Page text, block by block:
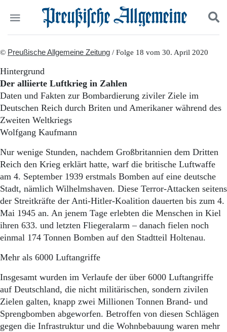
Start
Wer wir sind
Aktuelle Ausgabe
Abonnenten-Login
Abo Prämien
Archiv
Mediadaten
Politik
Panorama
Gesellschaft
Leben
Berlin-Brandenburg
Schlesien
Danzig und Westpreußen
Bücher
Kontakt
Impressum
Datenschutz
Suchen und finden
© Preußische Allgemeine Zeitung / Folge 18 vom 30. April 2020
Hintergrund
Der alliierte Luftkrieg in Zahlen
Daten und Fakten zur Bombardierung ziviler Ziele im
Deutschen Reich durch Briten und Amerikaner während des
Zweiten Weltkriegs
Wolfgang Kaufmann
Nur wenige Stunden, nachdem Großbritannien dem Dritten
Reich den Krieg erklärt hatte, warf die britische Luftwaffe
am 4. September 1939 erstmals Bomben auf eine deutsche
Stadt, nämlich Wilhelmshaven. Diese Terror-Attacken seitens
der Streitkräfte der Anti-Hitler-Koalition dauerten bis zum 4.
Mai 1945 an. An jenem Tage erlebten die Menschen in Kiel
ihren 633. und letzten Fliegeralarm – danach fielen noch
einmal 174 Tonnen Bomben auf den Stadtteil Holtenau.
Mehr als 6000 Luftangriffe
Insgesamt wurden im Verlaufe der über 6000 Luftangriffe
auf Deutschland, die nicht militärischen, sondern zivilen
Zielen galten, knapp zwei Millionen Tonnen Brand- und
Sprengbomben abgeworfen. Betroffen von diesen Schlägen
gegen die Infrastruktur und die Wohnbebauung waren mehr